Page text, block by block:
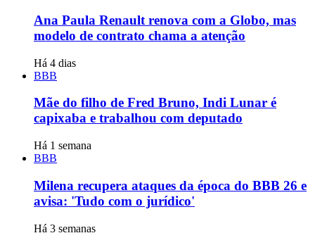
Ana Paula Renault renova com a Globo, mas
modelo de contrato chama a atenção
Há 4 dias
BBB
Mãe do filho de Fred Bruno, Indi Lunar é
capixaba e trabalhou com deputado
Há 1 semana
BBB
Milena recupera ataques da época do BBB 26 e
avisa: 'Tudo com o jurídico'
Há 3 semanas